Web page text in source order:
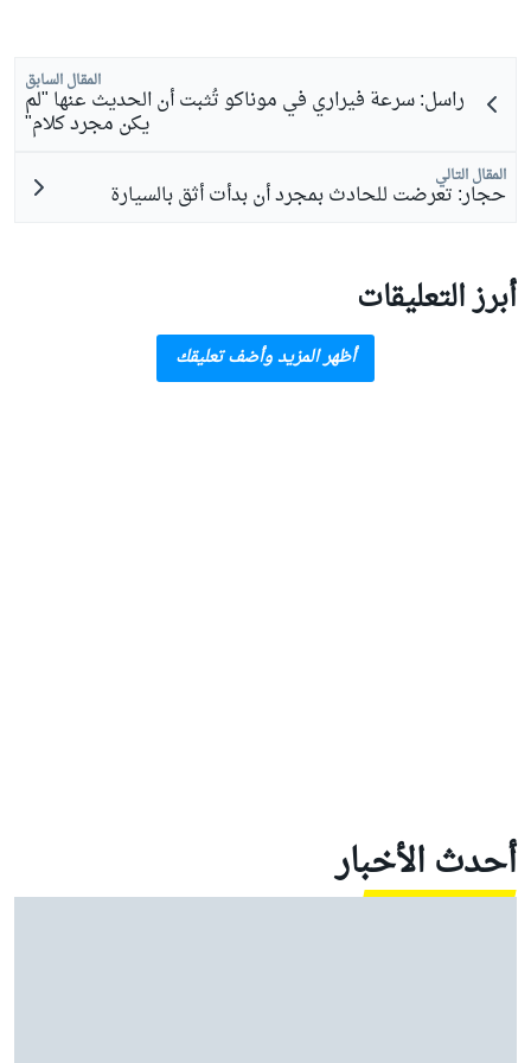
المقال السابق
راسل: سرعة فيراري في موناكو تُثبت أن الحديث عنها "لم
يكن مجرد كلام"
المقال التالي
حجار: تعرضت للحادث بمجرد أن بدأت أثق بالسيارة
أبرز التعليقات
أظهر المزيد وأضف تعليقك
أحدث الأخبار